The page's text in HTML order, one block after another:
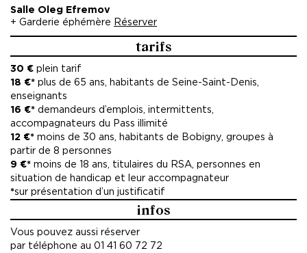
Salle Oleg Efremov
+ Garderie éphémère Réserver
tarifs
30 € plein tarif
18 €* plus de 65 ans, habitants de Seine-Saint-Denis,
enseignants
16 €* demandeurs d’emplois, intermittents,
accompagnateurs du Pass illimité
12 €* moins de 30 ans, habitants de Bobigny, groupes à
partir de 8 personnes
9 €* moins de 18 ans, titulaires du RSA, personnes en
situation de handicap et leur accompagnateur
*sur présentation d’un justificatif
infos
Vous pouvez aussi réserver
par téléphone au 01 41 60 72 72